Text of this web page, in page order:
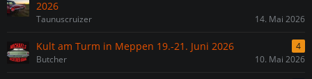
2026
Taunuscruizer 14. Mai 2026
Kult am Turm in Meppen 19.-21. Juni 2026
4
Butcher
10. Mai 2026